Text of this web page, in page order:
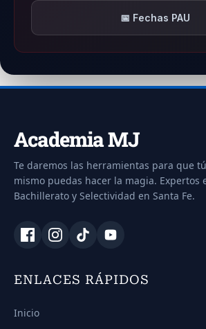
Estudios de Arquitectura
Edificación + Administración y
Logopedia
9,190
Derecho
Ingeniería Química
📅 Fechas PAU
Academia MJ
Te daremos las herramientas para que tú
mismo puedas hacer la magia. Expertos
Bachillerato y Selectividad en Santa Fe.
ENLACES RÁPIDOS
Inicio